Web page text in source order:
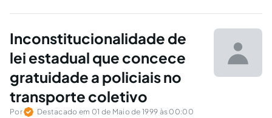
Inconstitucionalidade de
lei estadual que concece
gratuidade a policiais no
transporte coletivo
Por Destacado em 01 de Maio de 1999 às 00:00